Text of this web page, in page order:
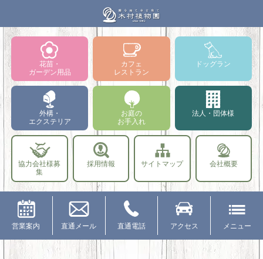
花苗・
ガーデン用品
カフェ
レストラン
ドッグラン
外構・
エクステリア
お庭の
お手入れ
法人・団体様
協力会社様募
集
採用情報 サイトマップ 会社概要
営業案内 直通メール 直通電話 アクセス メニュー